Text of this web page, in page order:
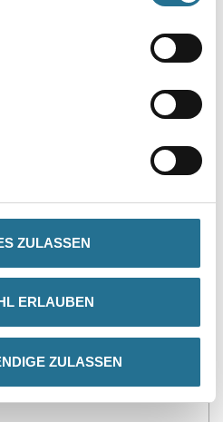
ZULASSEN
ERLAUBEN
ZULASSEN
30 min, durchgetrocknet: 2 h,